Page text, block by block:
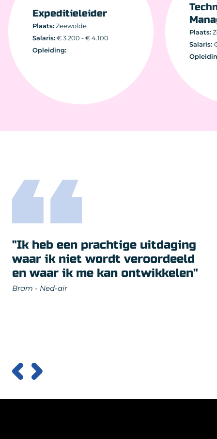
Expeditieleider
Plaats:Zeewolde
Salaris:€ 3.200 - € 4.100
Opleiding:
"Ik heb een prachtige uitdaging
waar ik niet wordt veroordeeld
en waar ik me kan ontwikkelen"
Bram - Ned-air